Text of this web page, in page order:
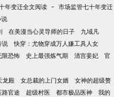
当学徒，你改装拖拉机去
跑车？ 众网友:本以为开局
自己
年变迁全文阅读 - 市场监管七十年变迁
在美漫当心灵导师的日子
九域凡
说
快穿：尤物穿成万人嫌工具人女
限恐怖 史上最强炼气期 清宫妾妃
官
龙殿 女总裁的上门女婿
女神的超级赘
路官途 超级村医 都市极品医神
我的